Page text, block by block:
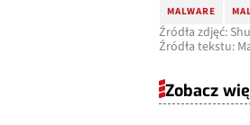
MALWARE
Źródła zdjęć:
Źródła tekstu:
Zobacz